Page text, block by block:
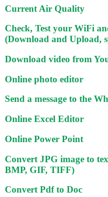
Current Air Quality
Check, Test your WiFi
(Download and Upload,
Download video from
Online photo editor
Send a message to the
Online Excel Editor
Online Power Point
Convert JPG image to
BMP, GIF, TIFF)
Convert Pdf to Doc